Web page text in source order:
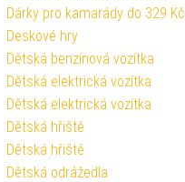
Dárky pro kamarády do 329 Kč
Deskové hry
Dětská benzínová vozítka
Dětská elektrická vozítka
Dětská elektrická vozítka
Dětská hřiště
Dětská hřiště
Dětská odrážedla